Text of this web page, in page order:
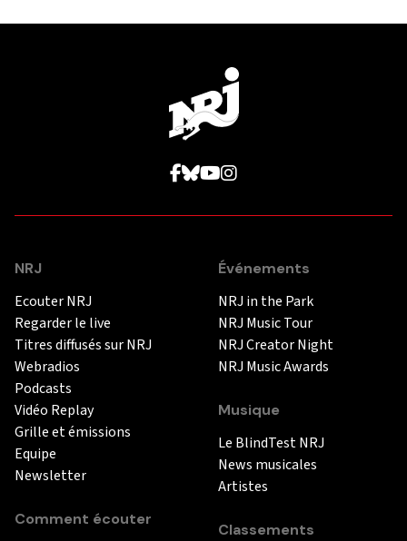
NRJ
Ecouter NRJ
Regarder le live
Titres diffusés sur NRJ
Webradios
Podcasts
Vidéo Replay
Grille et émissions
Equipe
Newsletter
Comment écouter
Événements
NRJ in the Park
NRJ Music Tour
NRJ Creator Night
NRJ Music Awards
Musique
Le BlindTest NRJ
News musicales
Artistes
Classements